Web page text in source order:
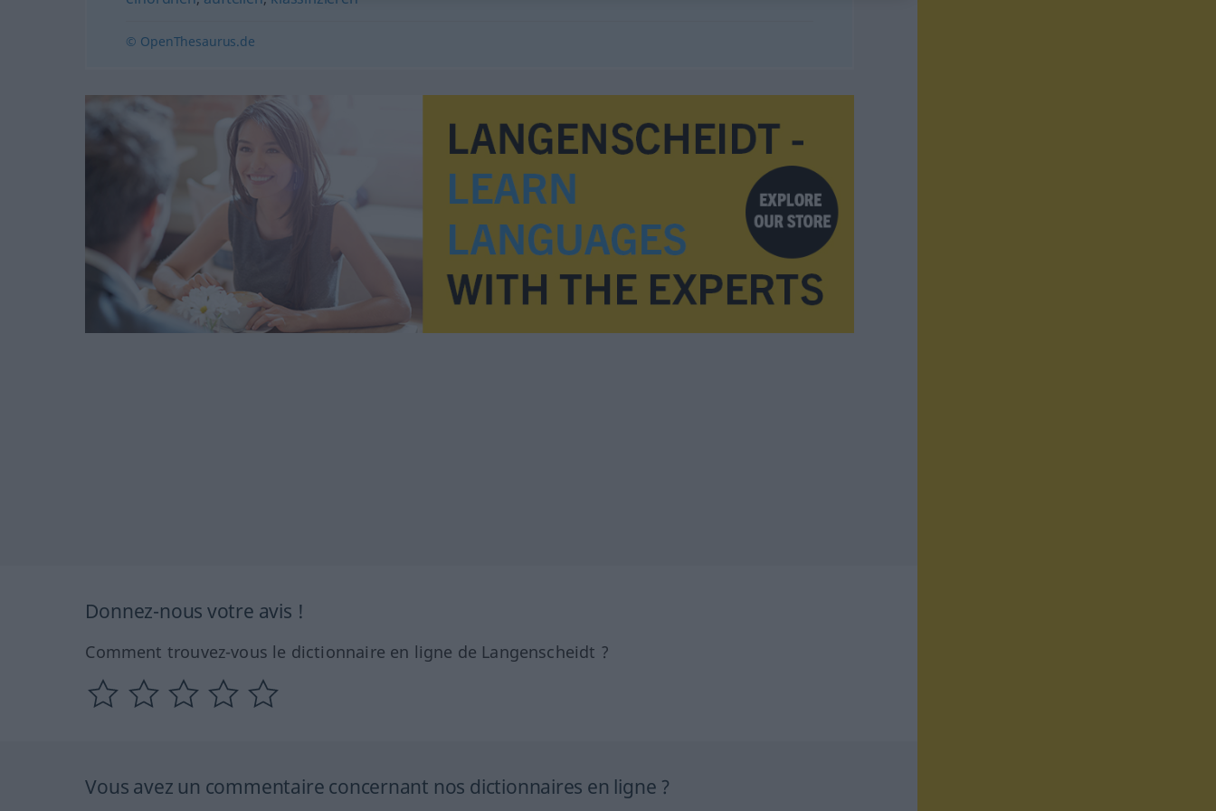
© OpenThesaurus.de
Donnez-nous votre avis !
Comment trouvez-vous le dictionnaire en ligne de Langenscheidt ?
Vous avez un commentaire concernant nos dictionnaires en ligne ?